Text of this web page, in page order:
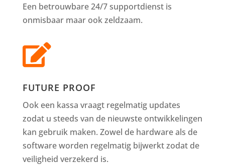
Een betrouwbare 24/7 supportdienst is
onmisbaar maar ook zeldzaam.

FUTURE PROOF
Ook een kassa vraagt regelmatig updates
zodat u steeds van de nieuwste ontwikkelingen
kan gebruik maken. Zowel de hardware als de
software worden regelmatig bijwerkt zodat de
veiligheid verzekerd is.